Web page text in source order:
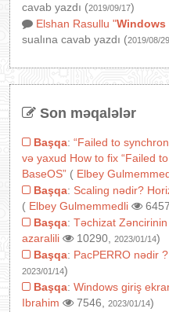
cavab yazdı (2019/09/17)
Elshan Rasullu "Windows
sualına cavab yazdı (2019/08/29
Son məqalələr
Başqa: “Failed to
və yaxud How to fix “Failed
BaseOS” ( Elbey
Başqa: Scaling nədir?
( Elbey Gulmemmedli
Başqa: Təchizat
azaralili
10290, 2023/01/14)
Başqa: PacPERRO nədir ?
2023/01/14)
Başqa: Windows giriş
Ibrahim
7546, 2023/01/14)